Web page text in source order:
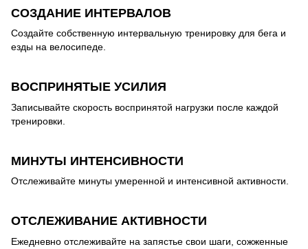
СОЗДАНИЕ ИНТЕРВАЛОВ
Создайте собственную интервальную тренировку для бега и
езды на велосипеде.
ВОСПРИНЯТЫЕ УСИЛИЯ
Записывайте скорость воспринятой нагрузки после каждой
тренировки.
МИНУТЫ ИНТЕНСИВНОСТИ
Отслеживайте минуты умеренной и интенсивной активности.
ОТСЛЕЖИВАНИЕ АКТИВНОСТИ
Ежедневно отслеживайте на запястье свои шаги, сожженные